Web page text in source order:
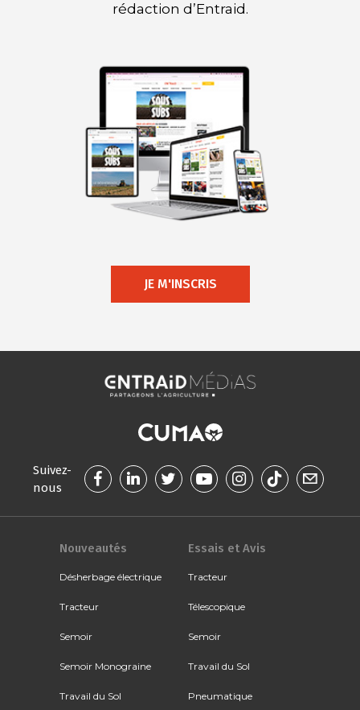
rédaction d’Entraid.
JE M'INSCRIS
Suivez-
nous
Nouveautés
Désherbage électrique
Tracteur
Semoir
Semoir Monograine
Travail du Sol
Essais et Avis
Tracteur
Télescopique
Semoir
Travail du Sol
Pneumatique